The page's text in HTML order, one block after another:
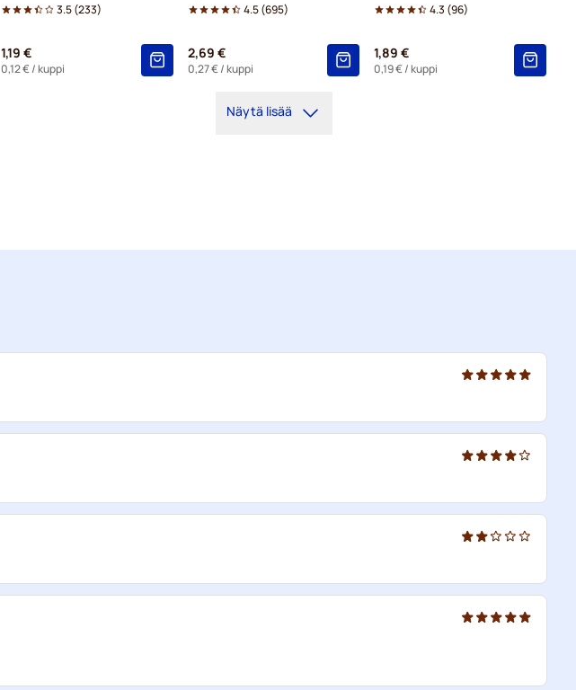
3.5(233)
1,19 €
0,12 €/ kuppi
4.5(695)
2,69 €
0,27 €/ kuppi
4.3 (96)
1,89 €
0,19 €/ kuppi
Näytä lisää